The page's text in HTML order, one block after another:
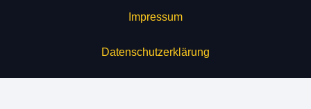
Impressum
Datenschutzerklärung